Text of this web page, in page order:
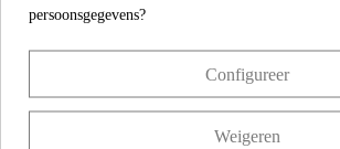
Franz Joseph Schütte GmbH
Hullerweg 1
persoonsgegevens?
Configureer
Weigeren